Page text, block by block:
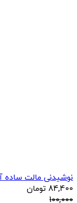
نوشیدنی مالت ساده
84,400 تومان
100,000